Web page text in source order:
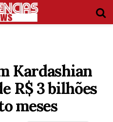
Kardashian
R$ 3 bilhões
meses